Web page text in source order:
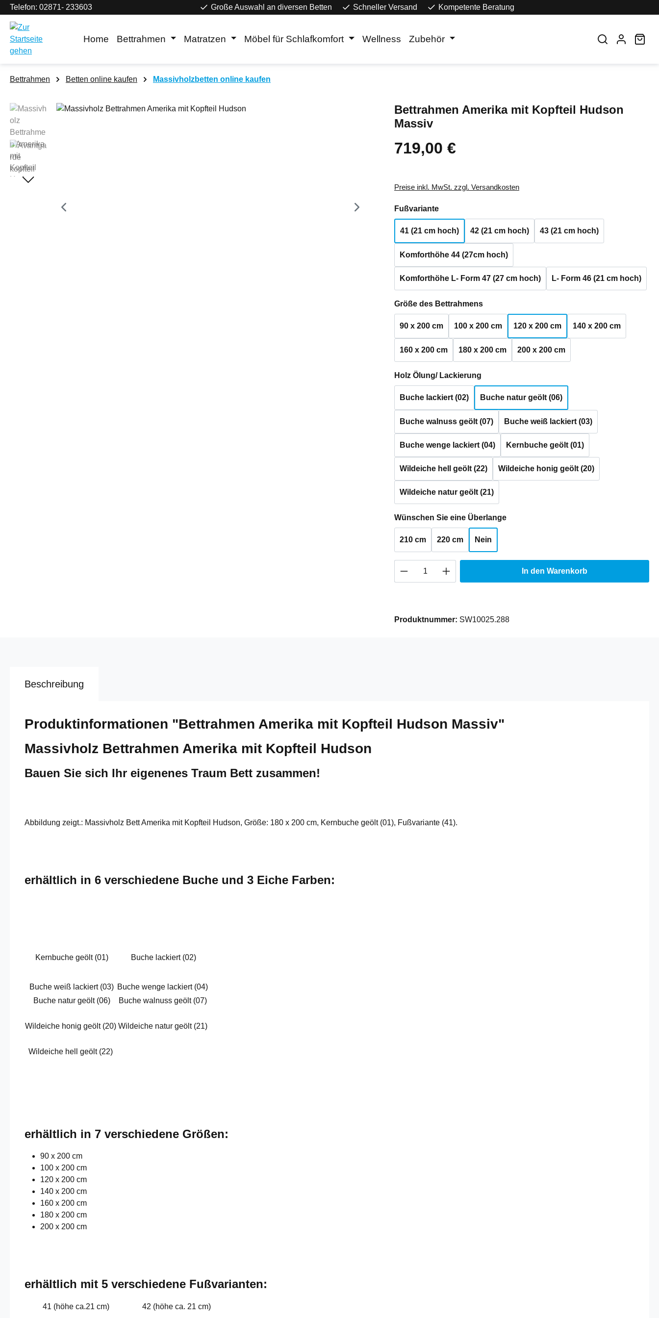
Hauptinhalt springen
Zur Suche springen
Zur Hauptnavigation springen
Telefon: 02871- 233603 Große Auswahl an diversen Betten Schneller Versand Kompetente Beratung
Home Bettrahmen Matratzen Möbel für Schlafkomfort Wellness Zubehör
Bettrahmen Betten online kaufen Massivholzbetten online kaufen
Bildergalerie überspringen
Bettrahmen Amerika mit Kopfteil Hudson
Massiv
Regulärer Preis:
719,00 €
Preise inkl. MwSt. zzgl. Versandkosten
Fußvarianteauswählen
41 (21 cm hoch) 42 (21 cm hoch) 43 (21 cm hoch)
Komforthöhe 44 (27cm hoch)
Komforthöhe L- Form 47 (27 cm hoch) L- Form 46 (21 cm hoch)
Größe des Bettrahmensauswählen
90 x 200 cm 100 x 200 cm 120 x 200 cm 140 x 200 cm
160 x 200 cm 180 x 200 cm 200 x 200 cm
Holz Ölung/ Lackierung
Buche lackiert (02) Buche natur geölt (06)
Buche walnuss geölt (07) Buche weiß lackiert (03)
Buche wenge lackiert (04) Kernbuche geölt (01)
Wildeiche hell geölt (22) Wildeiche honig geölt (20)
Wildeiche natur geölt (21)
Wünschen Sie eine Überlangeauswählen
210 cm 220 cm Nein
Produkt Anzahl: Gib den gewünschten Wert ein
In den Warenkorb
Produktnummer: SW10025.288
Beschreibung
Produktinformationen "Bettrahmen Amerika mit Kopfteil Hudson Massiv"
Massivholz Bettrahmen Amerika mit Kopfteil Hudson
Bauen Sie sich Ihr eigenenes Traum Bett zusammen!
Abbildung zeigt.: Massivholz Bett Amerika mit Kopfteil Hudson, Größe: 180 x 200 cm, Kernbuche geölt (01), Fußvariante (41).
erhältlich in 6 verschiedene Buche und 3 Eiche Farben:
Kernbuche geölt (01) Buche lackiert (02)
Buche weiß lackiert (03) Buche wenge lackiert (04)
Buche natur geölt (06)
Buche walnuss geölt (07)
Wildeiche honig geölt (20) Wildeiche natur geölt (21)
Wildeiche hell geölt (22)
erhältlich in 7 verschiedene Größen:
90 x 200 cm
100 x 200 cm
120 x 200 cm
140 x 200 cm
160 x 200 cm
180 x 200 cm
200 x 200 cm
erhältlich mit 5 verschiedene Fußvarianten:
41 (höhe ca.21 cm) 42 (höhe ca. 21 cm)